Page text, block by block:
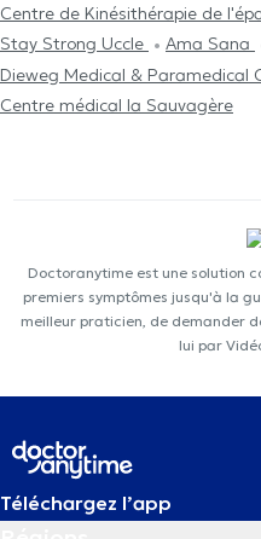
Centre de Kinésithérapie de
Stay Strong Uccle
Ama Sana
Dieweg Medical & Paramedical
Centre médical la Sauvagère
Doctoranytime est une solution
premiers symptômes jusqu'à la
meilleur praticien, de demander
lui par
Téléchargez l’app